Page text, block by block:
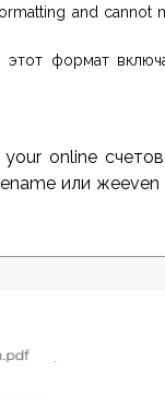
and cannot
формат
online
или жеeven